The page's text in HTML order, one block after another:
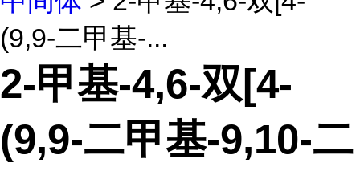
(9,9-二甲基-...
2-甲基-4,6-双[4-
(9,9-二甲基-9,10-二